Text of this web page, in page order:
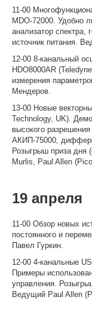
11-00
MDO-72000. Удобно
анализатор спектра,
источник питания.
12-00 8-канальный
HDO8000AR
измерения
Мендеров.
13-00 Новые
Technology, UK).
высокого
АКИП-75000,
Розыгрыш приза дня
Murlis, Paul Allen
19 апреля
11-00 Обзор новых
постоянного и
Павел Гуркин.
12-00 4-канальные
Примеры
управления.
Ведущий Paul Allen